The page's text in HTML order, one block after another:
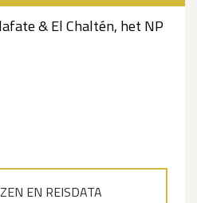
& El Chaltén, het NP
EN REISDATA